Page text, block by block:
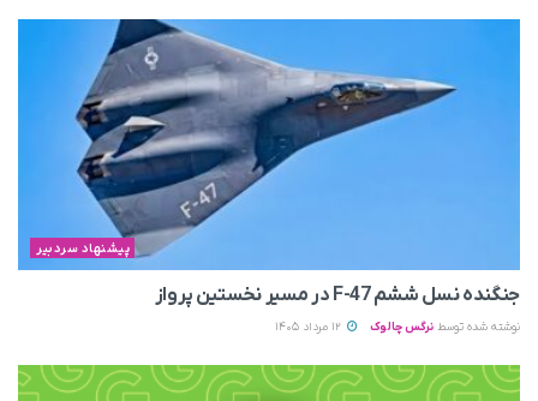
پیشنهاد سردبیر
جنگنده نسل ششم F-47 در مسیر نخستین پرواز
نوشته شده توسط نرگس چالوک